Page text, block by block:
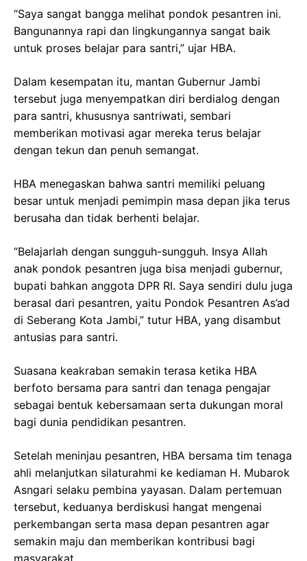
“Saya sangat bangga melihat pondok pesantren ini.
Bangunannya rapi dan lingkungannya sangat baik
untuk proses belajar para santri,” ujar HBA.
Dalam kesempatan itu, mantan Gubernur Jambi
tersebut juga menyempatkan diri berdialog dengan
para santri, khususnya santriwati, sembari
memberikan motivasi agar mereka terus belajar
dengan tekun dan penuh semangat.
HBA menegaskan bahwa santri memiliki peluang
besar untuk menjadi pemimpin masa depan jika terus
berusaha dan tidak berhenti belajar.
“Belajarlah dengan sungguh-sungguh. Insya Allah
anak pondok pesantren juga bisa menjadi gubernur,
bupati bahkan anggota DPR RI. Saya sendiri dulu juga
berasal dari pesantren, yaitu Pondok Pesantren As’ad
di Seberang Kota Jambi,” tutur HBA, yang disambut
antusias para santri.
Suasana keakraban semakin terasa ketika HBA
berfoto bersama para santri dan tenaga pengajar
sebagai bentuk kebersamaan serta dukungan moral
bagi dunia pendidikan pesantren.
Setelah meninjau pesantren, HBA bersama tim tenaga
ahli melanjutkan silaturahmi ke kediaman H. Mubarok
Asngari selaku pembina yayasan. Dalam pertemuan
tersebut, keduanya berdiskusi hangat mengenai
perkembangan serta masa depan pesantren agar
semakin maju dan memberikan kontribusi bagi
masyarakat.